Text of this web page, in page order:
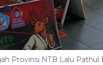
Provinsi NTB Lalu